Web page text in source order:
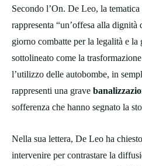
Secondo l’On. De Leo, la
rappresenta “un’offesa alla
giorno combatte per la legalità e
sottolineato come la
l’utilizzo delle autobombe, in
rappresenti una grave
sofferenza che hanno segnato la
Nella sua lettera, De Leo ha
intervenire per contrastare la